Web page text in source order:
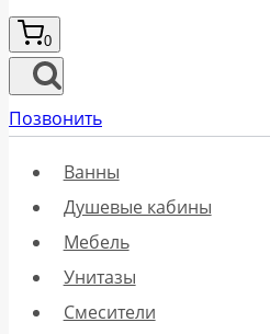
0
Позвонить
Ванны
Душевые кабины
Мебель
Унитазы
Смесители